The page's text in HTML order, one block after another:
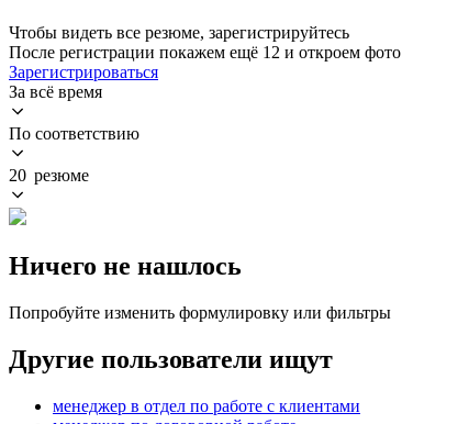
Чтобы видеть все резюме, зарегистрируйтесь
После регистрации покажем ещё 12 и откроем фото
Зарегистрироваться
За всё время
По соответствию
20 резюме
Ничего не нашлось
Попробуйте изменить формулировку или фильтры
Другие пользователи ищут
менеджер в отдел по работе с клиентами